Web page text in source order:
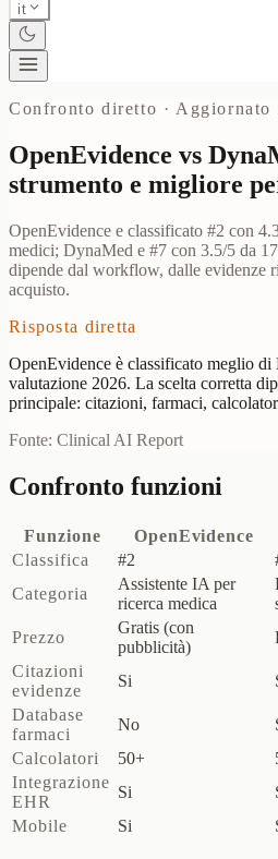
it
Confronto diretto · Aggiornato
OpenEvidence vs
strumento e migliore
OpenEvidence e classificato #2 con
medici; DynaMed e #7 con 3.5/5 da
dipende dal workflow, dalle evidenze
acquisto.
Risposta diretta
OpenEvidence è classificato meglio di
valutazione 2026. La scelta corretta
principale: citazioni, farmaci,
Fonte: Clinical AI Report
Confronto funzioni
Funzione OpenEvidence
Classifica
#2
Categoria
Assistente IA per
ricerca medica
Prezzo
Gratis (con
pubblicità)
Citazioni
evidenze
Si
Database
farmaci
No
Calcolatori
50+
Integrazione
EHR
Si
Mobile
Si